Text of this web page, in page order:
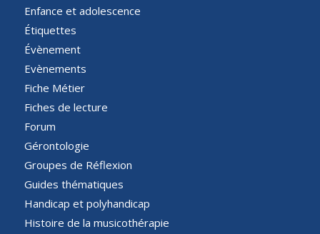
Enfance et adolescence
Étiquettes
Évènement
Evènements
Fiche Métier
Fiches de lecture
Forum
Gérontologie
Groupes de Réflexion
Guides thématiques
Handicap et polyhandicap
Histoire de la musicothérapie